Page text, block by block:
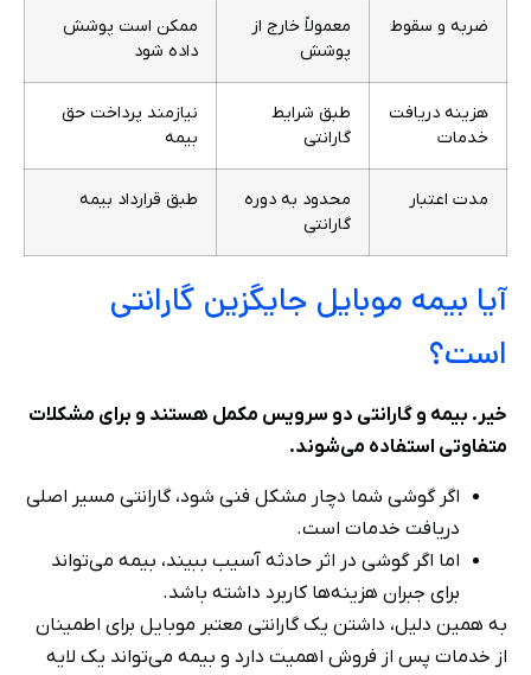
ضربه و سقوط
معمولاً خارج از
پوشش
ممکن است پوشش
داده شود
هزینه دریافت
خدمات
طبق شرایط
گارانتی
نیازمند پرداخت حق
بیمه
مدت اعتبار
محدود به دوره
گارانتی
طبق قرارداد بیمه
آیا بیمه موبایل جایگزین گارانتی
است؟
خیر. بیمه و گارانتی دو سرویس مکمل هستند و برای مشکلات
متفاوتی استفاده می‌شوند.
اگر گوشی شما دچار مشکل فنی شود، گارانتی مسیر اصلی
دریافت خدمات است.
اما اگر گوشی در اثر حادثه آسیب ببیند، بیمه می‌تواند
برای جبران هزینه‌ها کاربرد داشته باشد.
به همین دلیل، داشتن یک گارانتی معتبر موبایل برای اطمینان
از خدمات پس از فروش اهمیت دارد و بیمه می‌تواند یک لایه